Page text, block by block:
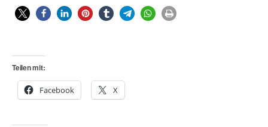
Teilen mit:
Facebook X